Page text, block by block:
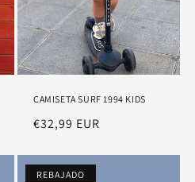
CAMISETA SURF 1994 KIDS
Precio
€32,99 EUR
REBAJADO